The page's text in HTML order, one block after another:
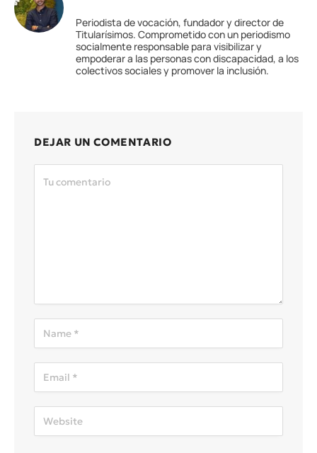
Periodista de vocación, fundador y director de
Titularísimos. Comprometido con un periodismo
socialmente responsable para visibilizar y
empoderar a las personas con discapacidad, a los
colectivos sociales y promover la inclusión.
DEJAR UN COMENTARIO